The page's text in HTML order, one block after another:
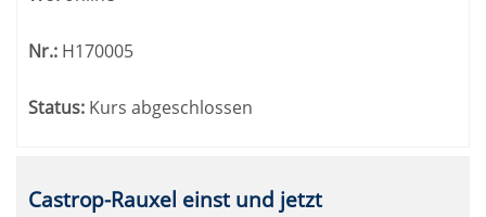
Nr.: H170005
Status: Kurs abgeschlossen
Castrop-Rauxel einst und jetzt